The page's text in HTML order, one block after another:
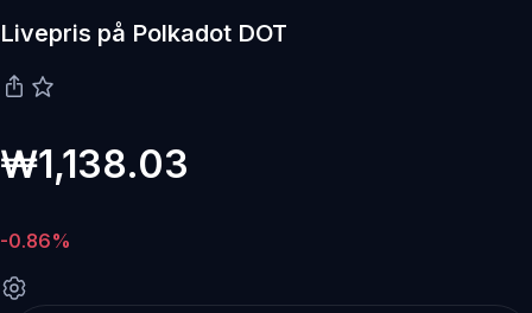
Livepris på Polkadot DOT
₩1,138.03
-0.86%